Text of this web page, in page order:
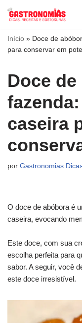
para
o
Início » Doce de
para conservar em
Doce
caseira
por Gastronomias
O doce de abóbora é
caseira, evocando
Este doce, com sua
escolha perfeita para
sabor. A seguir, você
este doce irresistível.